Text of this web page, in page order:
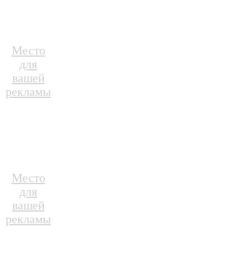
Место
для
вашей
рекламы
Место
для
вашей
рекламы